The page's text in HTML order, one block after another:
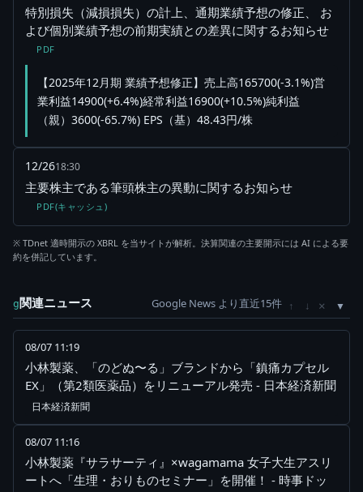
特別損失（減損損失）の計上、通期業績予想の修正、 お
よび個別業績予想の前期実績との差異に関するお知らせ
PDF
【2025年12月期 業績予想修正】売上高165700(-3.1%)営
業利益14900(+6.4%)経常利益16900(+10.5%)純利益
（親）3600(-65.7%) EPS（基）48.43円/株
12/2618:30
主要株主である筆頭株主の異動に関するお知らせ
PDF(キャッシュ)
※ TDnet 適時開示の XBRL を当サイトが解析。決算関連の主要開示には AI による要
約を併記しています。
g関連ニュース Google News より直近15件 ↑ ↓ ×
08/07 11:19
小林製薬、「のどぬ〜る」ブランドから「鎮痛カプセル
EX」（第2類医薬品）をリニューアル発売 - 日本経済新聞
日本経済新聞
08/07 11:16
小林製薬『サラサーティ』×wagamama 女子大生アスリ
ートへ「生理・おりものセミナー」を開催！ - 時事ドッ